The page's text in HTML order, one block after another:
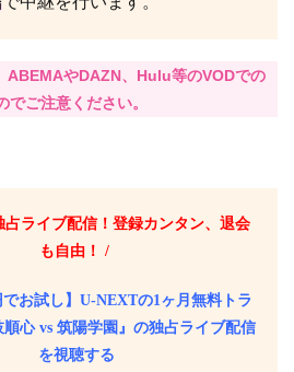
ABEMAやDAZN、Hulu等のVODでの
ご注意ください。
ライブ配信！登録カンタン、退会
も自由！ /
お試し】U-NEXTの1ヶ月無料トラ
心 vs 筑陽学園』の独占ライブ配信
を視聴する